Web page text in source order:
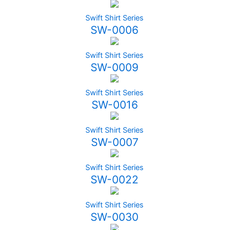
Swift Shirt Series
SW-0006
Swift Shirt Series
SW-0009
Swift Shirt Series
SW-0016
Swift Shirt Series
SW-0007
Swift Shirt Series
SW-0022
Swift Shirt Series
SW-0030